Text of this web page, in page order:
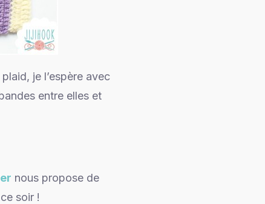
je l’espère avec
entre elles et
nous propose de
soir !